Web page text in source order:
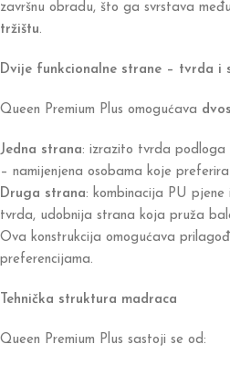
završnu obradu, što ga svrstava među
tržištu.
Dvije funkcionalne strane – tvrda i
Queen Premium Plus omogućava
Jedna strana: izrazito tvrda podloga
– namijenjena osobama koje
Druga strana: kombinacija PU
tvrda, udobnija strana koja pruža
Ova konstrukcija omogućava
preferencijama.
Tehnička struktura madraca
Queen Premium Plus sastoji se od: